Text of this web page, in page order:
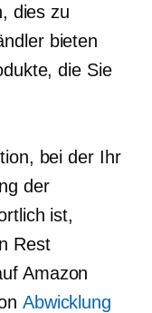
dies zu
bieten
die Sie
bei der Ihr
der
ist,
Rest
Amazon
Abwicklung